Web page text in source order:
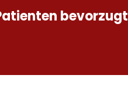
bevorzugt